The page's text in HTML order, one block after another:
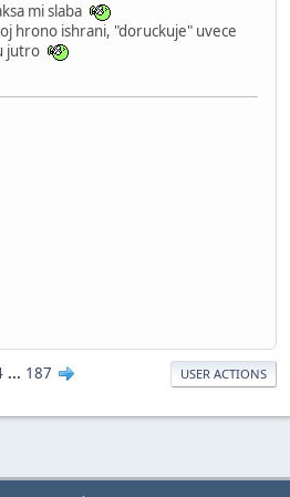
mi slaba
hrono ishrani, "doruckuje" uvece
jutro
... 187 USER ACTIONS